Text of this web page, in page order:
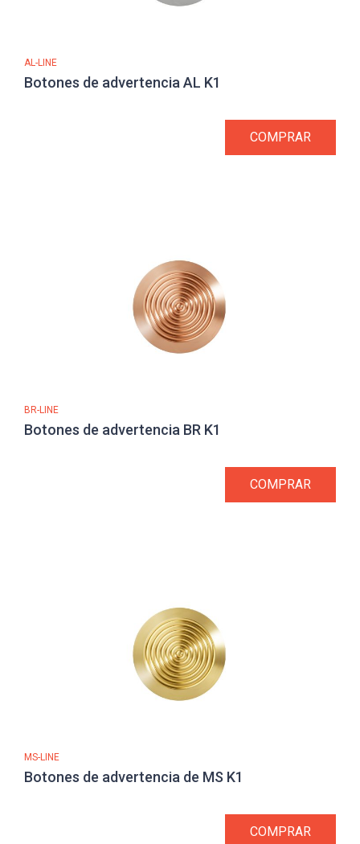
AL-LINE
Botones de advertencia AL K1
COMPRAR
BR-LINE
Botones de advertencia BR K1
COMPRAR
MS-LINE
Botones de advertencia de MS K1
COMPRAR